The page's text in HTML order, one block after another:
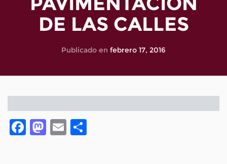
DE LAS CALLES
Publicado en febrero 17, 2016
Facebook
Mastodon
Email